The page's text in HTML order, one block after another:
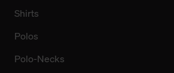
Shirts
Polos
Polo-Necks